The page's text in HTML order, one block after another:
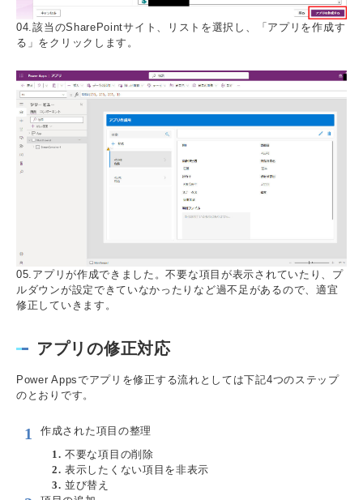
04.該当のSharePointサイト、リストを選択し、「アプリを作成す
る」をクリックします。
05.アプリが作成できました。不要な項目が表示されていたり、プ
ルダウンが設定できていなかったりなど過不足があるので、適宜
修正していきます。
アプリの修正対応
Power Appsでアプリを修正する流れとしては下記4つのステップ
のとおりです。
作成された項目の整理
不要な項目の削除
表示したくない項目を非表示
並び替え